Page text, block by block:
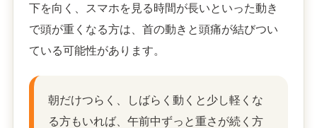
下を向く、スマホを見る時間が長いといった動き
で頭が重くなる方は、首の動きと頭痛が結びつい
ている可能性があります。
朝だけつらく、しばらく動くと少し軽くな
る方もいれば、午前中ずっと重さが続く方